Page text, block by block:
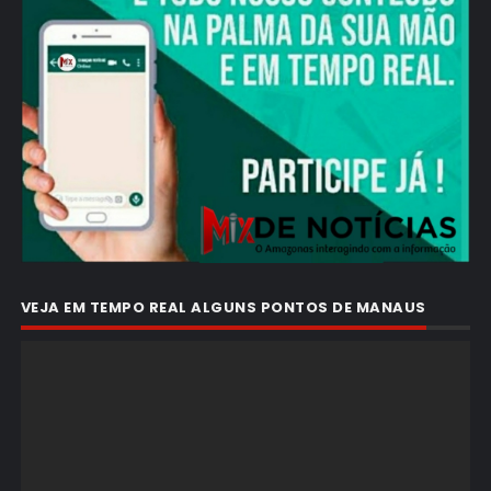
VEJA EM TEMPO REAL ALGUNS PONTOS DE MANAUS